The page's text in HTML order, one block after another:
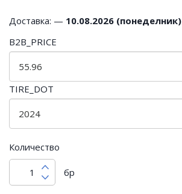
Доставка: — 10.08.2026 (понеделник)
B2B_PRICE
TIRE_DOT
Количество
бр